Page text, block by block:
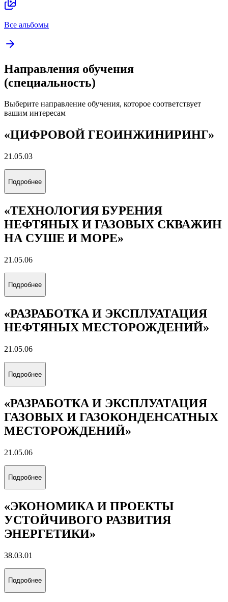
Все альбомы
Направления обучения
(специальность)
Выберите направление обучения, которое соответствует
вашим интересам
«ЦИФРОВОЙ ГЕОИНЖИНИРИНГ»
21.05.03
Подробнее
«ТЕХНОЛОГИЯ БУРЕНИЯ
НЕФТЯНЫХ И ГАЗОВЫХ СКВАЖИН
НА СУШЕ И МОРЕ»
21.05.06
Подробнее
«РАЗРАБОТКА И ЭКСПЛУАТАЦИЯ
НЕФТЯНЫХ МЕСТОРОЖДЕНИЙ»
21.05.06
Подробнее
«РАЗРАБОТКА И ЭКСПЛУАТАЦИЯ
ГАЗОВЫХ И ГАЗОКОНДЕНСАТНЫХ
МЕСТОРОЖДЕНИЙ»
21.05.06
Подробнее
«ЭКОНОМИКА И ПРОЕКТЫ
УСТОЙЧИВОГО РАЗВИТИЯ
ЭНЕРГЕТИКИ»
38.03.01
Подробнее